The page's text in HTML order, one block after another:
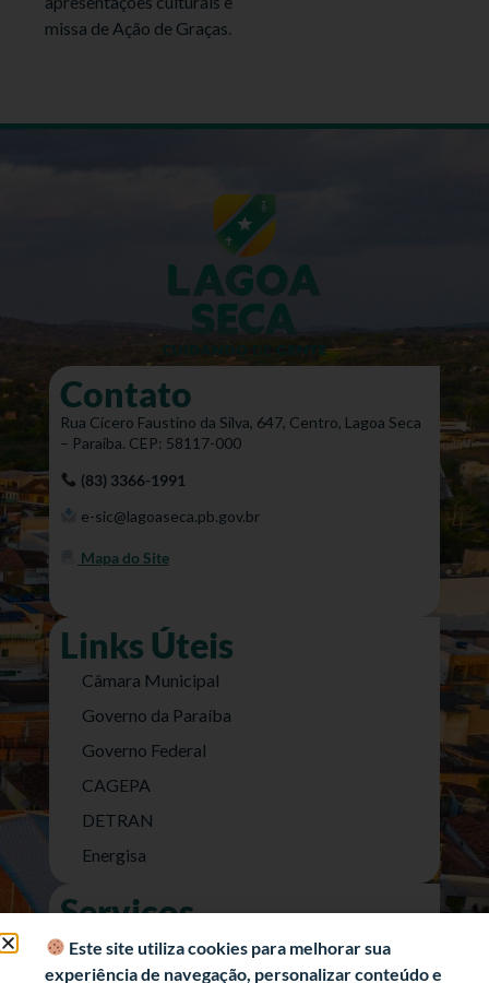
missa de Ação de Graças.
Contato
Rua Cícero Faustino da Silva, 647, Centro, Lagoa Seca
– Paraíba. CEP: 58117-000
(83) 3366-1991
e-sic@lagoaseca.pb.gov.br
Mapa do Site
Links Úteis
Câmara Municipal
Governo da Paraíba
Governo Federal
CAGEPA
DETRAN
Energisa
Serviços
Nota Fiscal Eletrônica
Este site utiliza cookies para melhorar sua
experiência de navegação, personalizar conteúdo e